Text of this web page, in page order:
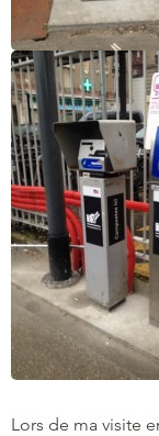
Lors de ma visite